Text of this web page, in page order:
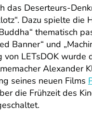
das Deserteurs-
Dazu spielte die
thematisch
Banner“ und
von LETsDOK wurde
Alexander
seines neuen Films
die Frühzeit des